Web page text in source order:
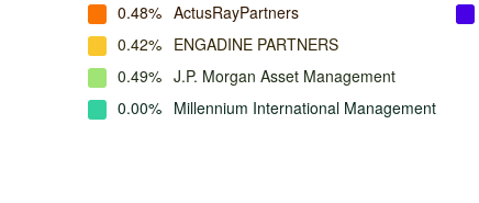
0.48% ActusRayPartners
0.42% ENGADINE PARTNERS
0.49% J.P. Morgan Asset Management
0.00% Millennium International Management